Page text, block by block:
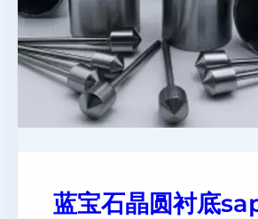
蓝宝石晶圆衬底